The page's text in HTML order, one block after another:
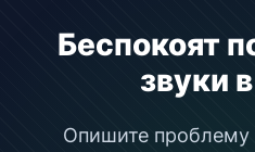
Беспокоят
звуки
Опишите